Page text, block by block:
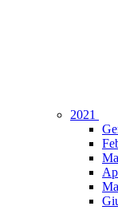
2021